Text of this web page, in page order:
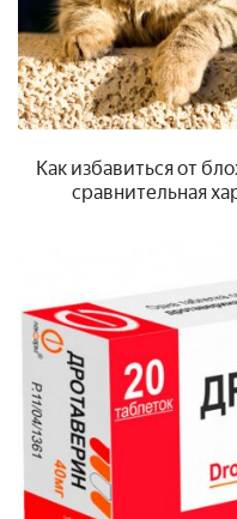
Как избавиться от
сравнительная